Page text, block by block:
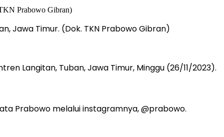
Jawa Timur. (Dok. TKN Prabowo Gibran)
Langitan, Tuban, Jawa Timur, Minggu (26/11/2023).
Prabowo melalui instagramnya, @prabowo.